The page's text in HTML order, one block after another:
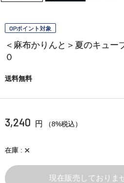
OPポイント対象
＜麻布かりんと＞夏のキュ
０
送料無料
3,240 円 （8%税込）
在庫 ×
現在販売しておりま